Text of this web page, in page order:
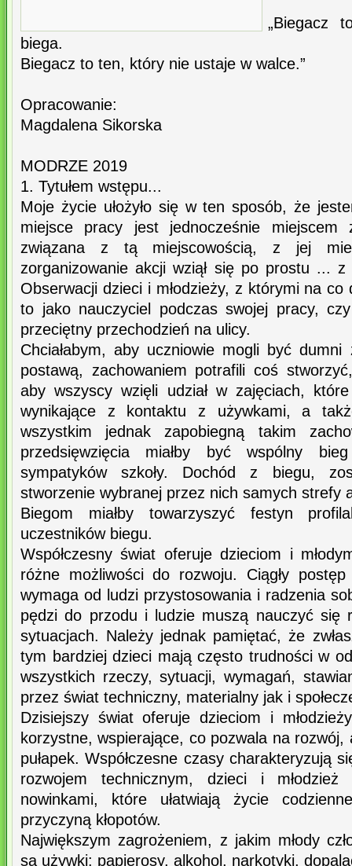
„Biegacz
biega.
Biegacz to ten, który nie ustaje w walce.”
Opracowanie:
Magdalena Sikorska
MODRZE 2019
1. Tytułem wstępu...
Moje życie ułożyło się w ten sposób, że
miejsce pracy jest jednocześnie miejscem
związana z tą miejscowością, z jej
zorganizowanie akcji wziął się po prostu ...
Obserwacji dzieci i młodzieży, z którymi na
to jako nauczyciel podczas swojej pracy,
przeciętny przechodzień na ulicy.
Chciałabym, aby uczniowie mogli być
postawą, zachowaniem potrafili coś
aby wszyscy wzięli udział w zajęciach,
wynikające z kontaktu z używkami, a
wszystkim jednak zapobiegną takim
przedsięwzięcia miałby być wspólny
sympatyków szkoły. Dochód z biegu,
stworzenie wybranej przez nich samych strefy
Biegom miałby towarzyszyć festyn
uczestników biegu.
Współczesny świat oferuje dzieciom i
różne możliwości do rozwoju. Ciągły postęp
wymaga od ludzi przystosowania i radzenia
pędzi do przodu i ludzie muszą nauczyć się
sytuacjach. Należy jednak pamiętać, że
tym bardziej dzieci mają często trudności w
wszystkich rzeczy, sytuacji, wymagań,
przez świat techniczny, materialny jak i
Dzisiejszy świat oferuje dzieciom i
korzystne, wspierające, co pozwala na
pułapek. Współczesne czasy charakteryzują
rozwojem technicznym, dzieci i
nowinkami, które ułatwiają życie
przyczyną kłopotów.
Największym zagrożeniem, z jakim młody
są używki: papierosy, alkohol, narkotyki,